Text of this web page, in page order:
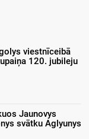
viestnīceibā
120. jubileju
Jaunovys
svātku Aglyunys